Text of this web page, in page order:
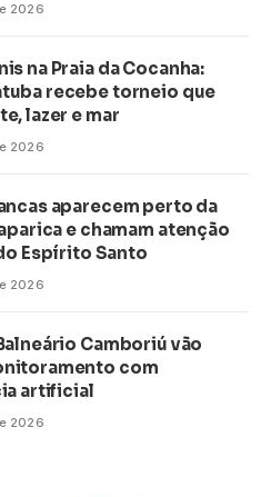
2026
na Praia da Cocanha:
recebe torneio que
lazer e mar
2026
aparecem perto da
e chamam atenção
Espírito Santo
2026
Camboriú vão
com
artificial
2026